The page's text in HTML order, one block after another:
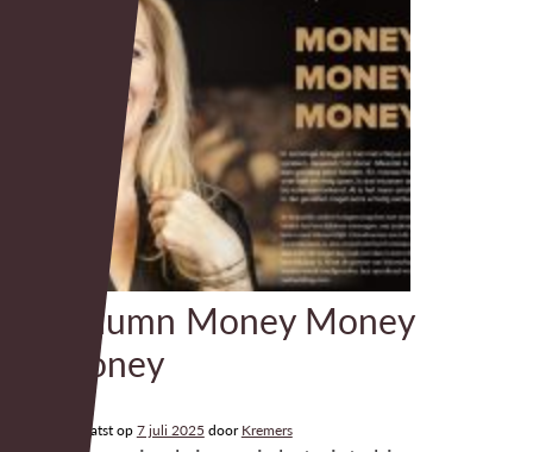
Column Money Money
Money
Geplaatst op7 juli 2025 doorKremers